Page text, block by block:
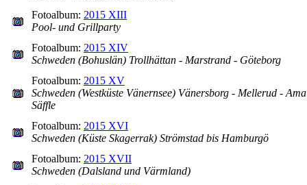
Fotoalbum: 2015 XIII
Pool- und Grillparty
Fotoalbum: 2015 XIV
Schweden (Bohuslän) Trollhättan - Marstrand - Göteborg
Fotoalbum: 2015 XV
Schweden (Westküste Vänernsee) Vänersborg - Mellerud -
Säffle
Fotoalbum: 2015 XVI
Schweden (Küste Skagerrak) Strömstad bis Hamburgö
Fotoalbum: 2015 XVII
Schweden (Dalsland und Värmland)